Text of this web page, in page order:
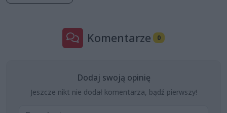
Komentarze 0
Dodaj swoją opinię
Jeszcze nikt nie dodał komentarza, bądź pierwszy!